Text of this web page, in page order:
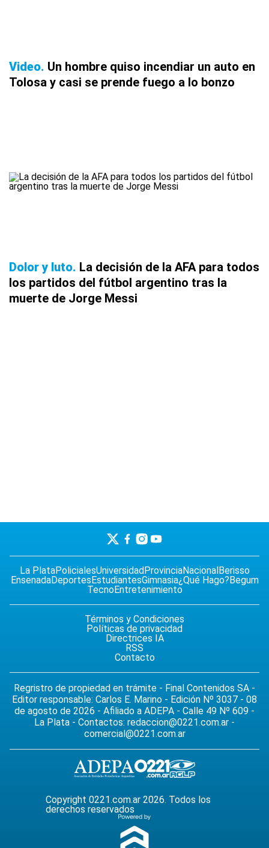
Video Un hombre quiso incendiar un auto en
Tolosa y casi se prende fuego a lo bonzo
Dolor y luto La decisión de la AFA para todos
los partidos del fútbol argentino tras la
muerte de Jorge Messi
La PlataPolicialesUniversidad ProvinciaNacional Berisso
EnsenadaDeportes EstudiantesGimnasia¿Qué Hago? Begum
TecnoEntretenimiento
Términos y Condiciones
Políticas de privacidad
Directrices IA
RSS
Contacto
Regristro de propiedad en trámite - Final Contenidos SA -
Editor responsable: Carlos E. Marino - Edición Nº 3037 - 08
de agosto de 2026 - Afiliado a ADEPA - Calle 49 Nº 609 -
La Plata - Contactos: redaccion@0221.com.ar -
comercial@0221.com.ar
Copyright 0221.com.ar 2026. Todos los
derechos reservados